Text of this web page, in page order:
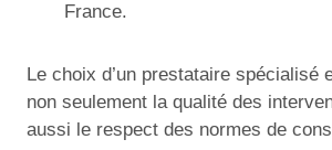
France.
Le choix d’un prestataire spécialisé
non seulement la qualité des
aussi le respect des normes de